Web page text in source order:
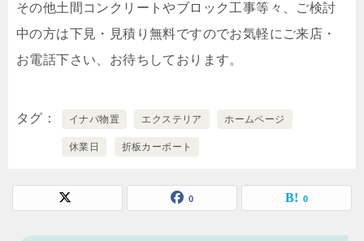
その他土間コンクリートやブロック工事等々、ご検討
中の方は下見・見積り無料ですのでお気軽にご来店・
お電話下さい、お待ちしております。
タグ イナバ物置 エクステリア ホームページ
休業日 折板カーポート
0 0